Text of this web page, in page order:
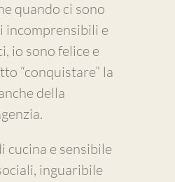
quando ci sono
incomprensibili e
io sono felice e
“conquistare” la
della
cucina e sensibile
inguaribile